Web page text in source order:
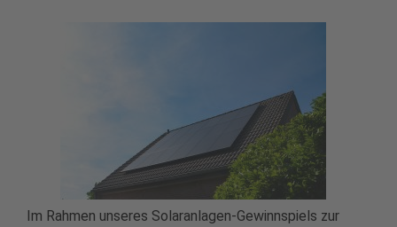
Im Rahmen unseres Solaranlagen-Gewinnspiels zur